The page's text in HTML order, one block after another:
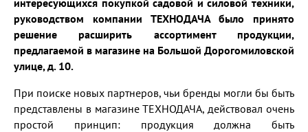
руководством компании ТЕХНОДАЧА было принято
решение расширить ассортимент продукции,
предлагаемой в магазине на Большой Дорогомиловской
улице, д. 10.
При поиске новых партнеров, чьи бренды могли бы быть
представлены в магазине ТЕХНОДАЧА, действовал очень
простой принцип: продукция должна быть